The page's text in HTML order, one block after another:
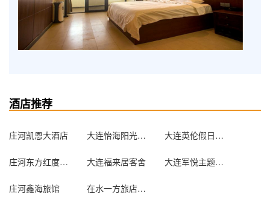
酒店推荐
庄河凯恩大酒店 大连怡海阳光宾馆 大连英伦假日酒店
庄河东方红度假村 大连福来居客舍 大连军悦主题宾馆
庄河鑫海旅馆 在水一方旅店（庄河王家岛一部）